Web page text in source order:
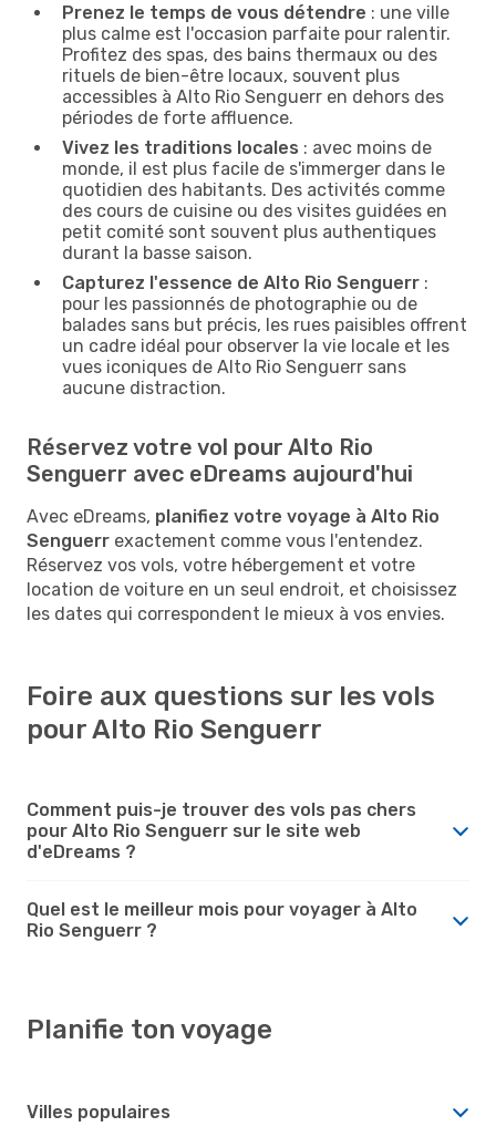
Prenez le temps de vous détendre : une ville
plus calme est l'occasion parfaite pour ralentir.
Profitez des spas, des bains thermaux ou des
rituels de bien-être locaux, souvent plus
accessibles à Alto Rio Senguerr en dehors des
périodes de forte affluence.
Vivez les traditions locales : avec moins de
monde, il est plus facile de s'immerger dans le
quotidien des habitants. Des activités comme
des cours de cuisine ou des visites guidées en
petit comité sont souvent plus authentiques
durant la basse saison.
Capturez l'essence de Alto Rio Senguerr :
pour les passionnés de photographie ou de
balades sans but précis, les rues paisibles offrent
un cadre idéal pour observer la vie locale et les
vues iconiques de Alto Rio Senguerr sans
aucune distraction.
Réservez votre vol pour Alto Rio
Senguerr avec eDreams aujourd'hui
Avec eDreams, planifiez votre voyage à Alto Rio
Senguerr exactement comme vous l'entendez.
Réservez vos vols, votre hébergement et votre
location de voiture en un seul endroit, et choisissez
les dates qui correspondent le mieux à vos envies.
Foire aux questions sur les vols
pour Alto Rio Senguerr
Comment puis-je trouver des vols pas chers
pour Alto Rio Senguerr sur le site web
d'eDreams ?
Quel est le meilleur mois pour voyager à Alto
Rio Senguerr ?
Planifie ton voyage
Villes populaires